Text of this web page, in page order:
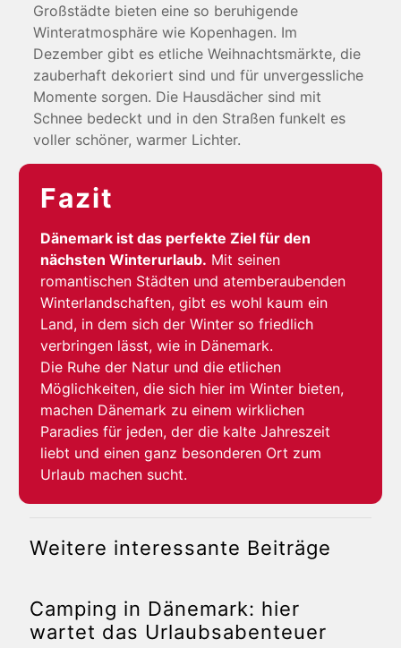
Großstädte bieten eine so beruhigende
Winteratmosphäre wie Kopenhagen. Im
Dezember gibt es etliche Weihnachtsmärkte, die
zauberhaft dekoriert sind und für unvergessliche
Momente sorgen. Die Hausdächer sind mit
Schnee bedeckt und in den Straßen funkelt es
voller schöner, warmer Lichter.
Fazit
Dänemark ist das perfekte Ziel für den
nächsten Winterurlaub. Mit seinen
romantischen Städten und atemberaubenden
Winterlandschaften, gibt es wohl kaum ein
Land, in dem sich der Winter so friedlich
verbringen lässt, wie in Dänemark.
Die Ruhe der Natur und die etlichen
Möglichkeiten, die sich hier im Winter bieten,
machen Dänemark zu einem wirklichen
Paradies für jeden, der die kalte Jahreszeit
liebt und einen ganz besonderen Ort zum
Urlaub machen sucht.
Weitere interessante Beiträge
Camping in Dänemark: hier
wartet das Urlaubsabenteuer